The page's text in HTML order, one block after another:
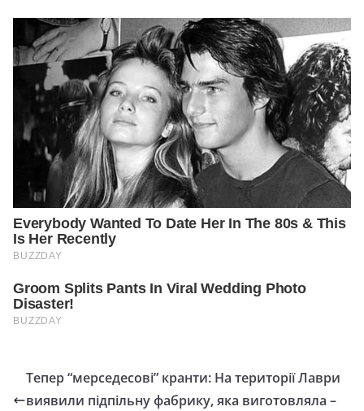
Тепер “мерседесові” кранти: На території Лаври
виявили підпільну фабрику, яка виготовляла –